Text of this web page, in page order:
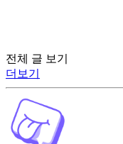
전체 글 보기
더보기